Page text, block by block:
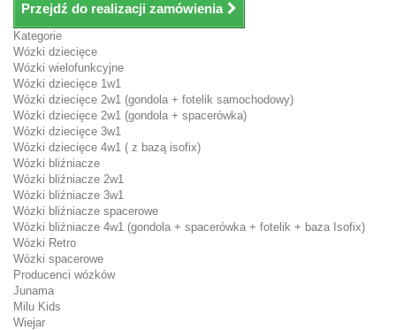
Przejdź do realizacji zamówienia
Kategorie
Wózki dziecięce
Wózki wielofunkcyjne
Wózki dziecięce 1w1
Wózki dziecięce 2w1 (gondola + fotelik samochodowy)
Wózki dziecięce 2w1 (gondola + spacerówka)
Wózki dziecięce 3w1
Wózki dziecięce 4w1 ( z bazą isofix)
Wózki bliźniacze
Wózki bliźniacze 2w1
Wózki bliźniacze 3w1
Wózki bliźniacze spacerowe
Wózki bliźniacze 4w1 (gondola + spacerówka + fotelik + baza Isofix)
Wózki Retro
Wózki spacerowe
Producenci wózków
Junama
Milu Kids
Wiejar